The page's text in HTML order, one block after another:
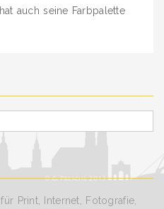
auch seine Farbpalette
Print, Internet, Fotografie,